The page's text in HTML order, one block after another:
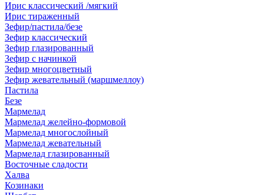
Ирис классический /мягкий
Ирис тираженный
Зефир/пастила/безе
Зефир классический
Зефир глазированный
Зефир с начинкой
Зефир многоцветный
Зефир жевательный (маршмеллоу)
Пастила
Безе
Мармелад
Мармелад желейно-формовой
Мармелад многослойный
Мармелад жевательный
Мармелад глазированный
Восточные сладости
Халва
Козинаки